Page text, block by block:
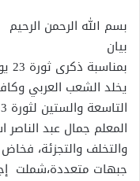
بسم الله الرحمن الرحيم
بيان
بمناسبة ذكرى ثورة 23 يوليو المجيدة
يخلد الشعب العربي
المعلم جمال عبد الناصر
والتخلف والتجزئة،
جبهات متعددة،شملت